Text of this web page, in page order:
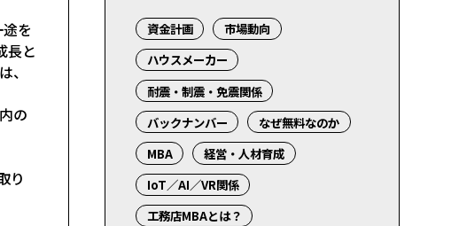
を
長と
、
の
り
資金計画
市場動向
ハウスメーカー
耐震・制震・免震関係
バックナンバー
なぜ無料なのか
MBA
経営・人材育成
IoT／AI／VR関係
工務店MBAとは？